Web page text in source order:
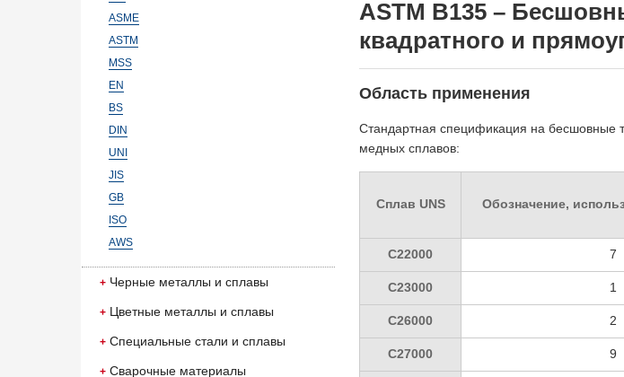
ASME
ASTM
MSS
EN
BS
DIN
UNI
JIS
GB
ISO
AWS
Черные металлы и сплавы
Цветные металлы и сплавы
Специальные стали и сплавы
Сварочные материалы
ASTM B135 –
квадратного и
Область применения
Стандартная спецификация на бесшовные
медных сплавов:
Сплав UNS Обозначение,
C22000 7
C23000 1
C26000 2
C27000 9